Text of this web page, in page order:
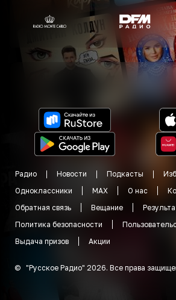
Радио Новости Подкасты
Одноклассники
MAX О нас
Обратная связь
Вещание
Политика безопасности
Выдача призов
Акции
© "Русское Радио" 2026. Все права